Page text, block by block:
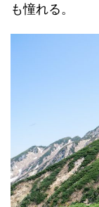
も憧れる。